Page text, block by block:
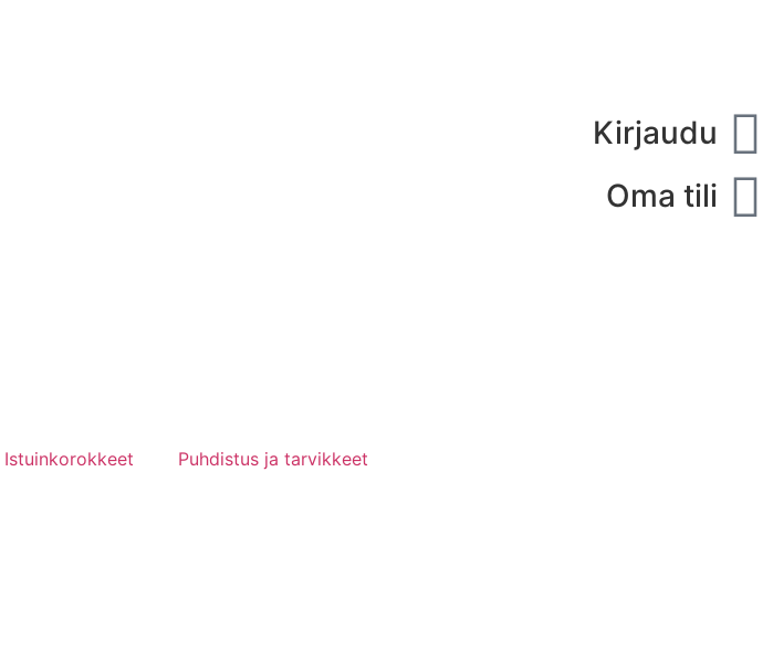
Kirjaudu
Oma tili
Istuinkorokkeet Puhdistus ja tarvikkeet